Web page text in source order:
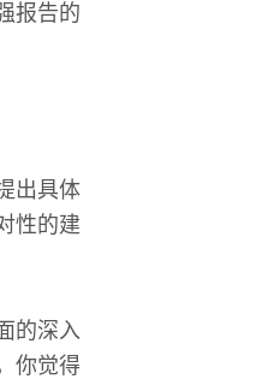
报告的
出具体
性的建
的深入
你觉得